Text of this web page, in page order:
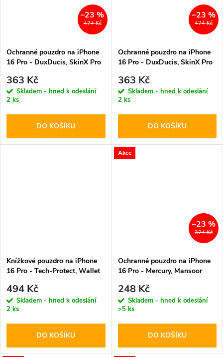
474 Kč
–23 %
Ochranné pouzdro na iPhone
16 Pro - DuxDucis, SkinX Pro
363 Kč
Skladem - hned k odeslání
2 ks
DO KOŠÍKU
474 Kč
–23 %
Ochranné pouzdro na iPhone
16 Pro - DuxDucis, SkinX Pro
363 Kč
Skladem - hned k odeslání
2 ks
DO KOŠÍKU
Knížkové pouzdro na iPhone
16 Pro - Tech-Protect, Wallet
494 Kč
Skladem - hned k odeslání
2 ks
DO KOŠÍKU
Akce
324 Kč
–23 %
Ochranné pouzdro na iPhone
16 Pro - Mercury, Mansoor
248 Kč
Skladem - hned k odeslání
>5 ks
DO KOŠÍKU